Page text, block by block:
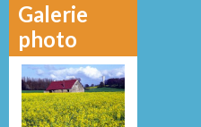
Galerie
photo